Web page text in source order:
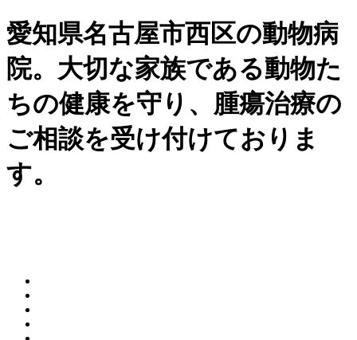
愛知県名古屋市西区の動物病
院。大切な家族である動物た
ちの健康を守り、腫瘍治療の
ご相談を受け付けておりま
す。